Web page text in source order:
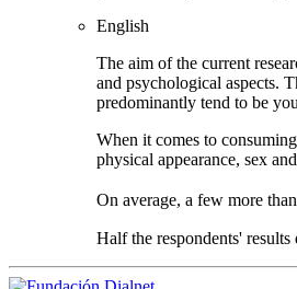
English
The aim of the current
and psychological aspects.
predominantly tend to be
When it comes to
physical appearance, sex
On average, a few more
Half the respondents'